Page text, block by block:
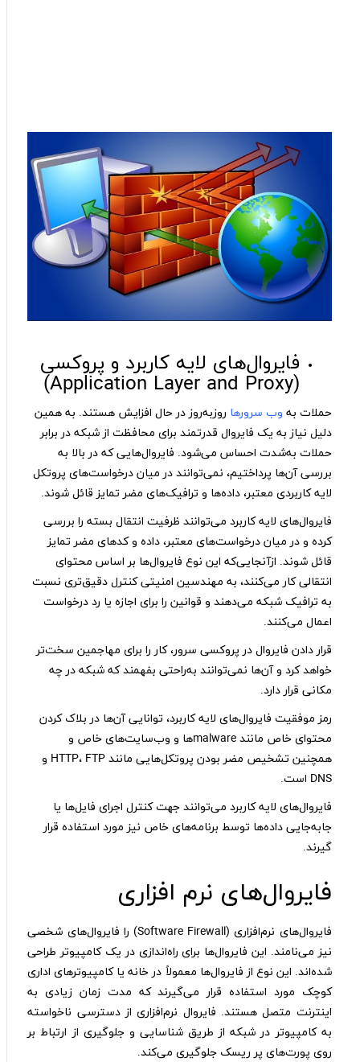
فایروال‌های لایه کاربرد و پروکسی
(Application Layer and Proxy)
حملات به وب سرورها روزبه‌روز در حال افزایش هستند. به همین
دلیل نیاز به یک فایروال قدرتمند برای محافظت از شبکه در برابر
حملات به‌شدت احساس می‌شود. فایروال‌هایی که در بالا به
بررسی آن‌ها پرداختیم، نمی‌توانند در میان درخواست‌های پروتکل
لایه کاربردی معتبر، داده‌ها و ترافیک‌های مضر تمایز قائل شوند.
فایروال‌های لایه کاربرد می‌توانند ظرفیت انتقال بسته را بررسی
کرده و در میان درخواست‌های معتبر، داده و کدهای مضر تمایز
قائل شوند. ازآنجایی‌که این نوع فایروال‌ها بر اساس محتوای
انتقالی کار می‌کنند، به مهندسین امنیتی کنترل دقیق‌تری نسبت
به ترافیک شبکه می‌دهند و قوانین را برای اجازه یا رد درخواست
اعمال می‌کنند.
قرار دادن فایروال در پروکسی سرور، کار را برای مهاجمین سخت‌تر
خواهد کرد و آن‌ها نمی‌توانند به‌راحتی بفهمند که شبکه در چه
مکانی قرار دارد.
رمز موفقیت فایروال‌های لایه کاربرد، توانایی آن‌ها در بلاک کردن
محتوای خاص مانند malwareها و وب‌سایت‌های خاص و
همچنین تشخیص مضر بودن پروتکل‌هایی مانند HTTP، FTP و
DNS است.
فایروال‌های لایه کاربرد می‌توانند جهت کنترل اجرای فایل‌ها یا
جابه‌جایی داده‌ها توسط برنامه‌های خاص نیز مورد استفاده قرار
گیرند.
فایروال‌های نرم‌ افزاری
فایروال‌های نرم‌افزاری (Software Firewall) را فایروال‌های شخصی
نیز می‌نامند. این فایروال‌ها برای راه‌اندازی در یک کامپیوتر طراحی
شده‌اند. این نوع از فایروال‌ها معمولاً در خانه یا کامپیوترهای اداری
کوچک مورد استفاده قرار می‌گیرند که مدت زمان زیادی به
اینترنت متصل هستند. فایروال نرم‌افزاری از دسترسی ناخواسته
به کامپیوتر در شبکه از طریق شناسایی و جلوگیری از ارتباط بر
روی پورت‌های پر ریسک جلوگیری می‌کند.